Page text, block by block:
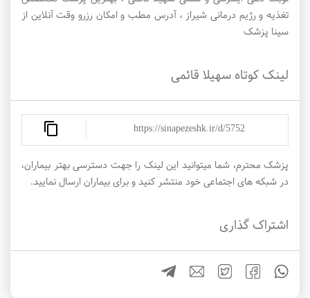
تغذیه و رژیم درمانی شیراز ، آدرس مطب و امکان رزرو وقت آنلاین از
سینا پزشک
لینک کوتاه سهیلا قائمی
https://sinapezeshk.ir/d/5752
پزشک محترم، شما میتوانید این لینک را جهت دسترسی بهتر بیماران،
در شبکه های اجتماعی خود منتشر کنید و برای بیماران ارسال نمایید.
اشتراک گذاری